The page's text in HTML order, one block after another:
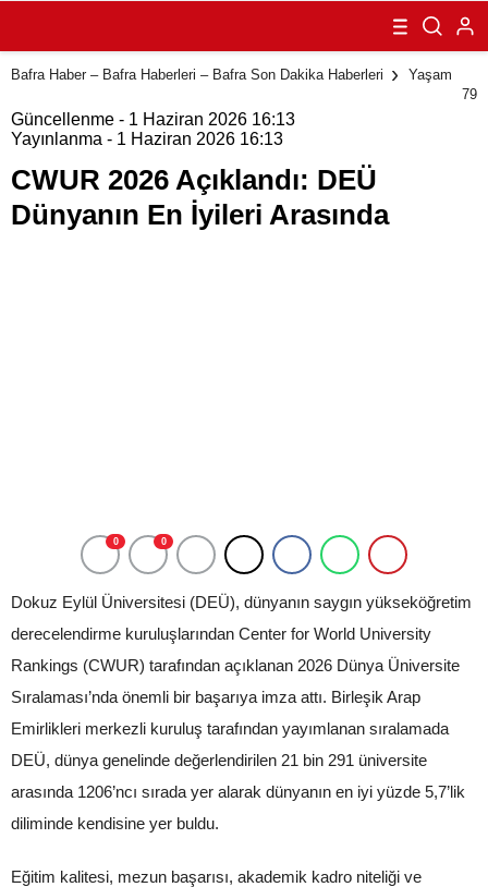
Dünyanın En
İyileri Arasında
Bafra Haber – Bafra Haberleri – Bafra Son Dakika Haberleri
Yaşam
79
Güncellenme - 1 Haziran 2026 16:13
Yayınlanma - 1 Haziran 2026 16:13
CWUR 2026 Açıklandı: DEÜ
Dünyanın En İyileri Arasında
0 0
Dokuz Eylül Üniversitesi (DEÜ), dünyanın saygın yükseköğretim
derecelendirme kuruluşlarından Center for World University
Rankings (CWUR) tarafından açıklanan 2026 Dünya Üniversite
Sıralaması’nda önemli bir başarıya imza attı. Birleşik Arap
Emirlikleri merkezli kuruluş tarafından yayımlanan sıralamada
DEÜ, dünya genelinde değerlendirilen 21 bin 291 üniversite
arasında 1206’ncı sırada yer alarak dünyanın en iyi yüzde 5,7’lik
diliminde kendisine yer buldu.
Eğitim kalitesi, mezun başarısı, akademik kadro niteliği ve